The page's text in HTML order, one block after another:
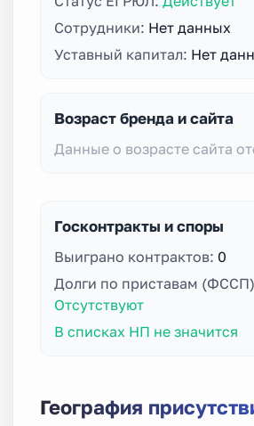
Сотрудники: Нет данных
Уставный капитал: Нет
Возраст бренда и сайта
Данные о возрасте сайта
Госконтракты и споры
Выиграно контрактов: 0
Долги по приставам
Отсутствуют
В списках НП не значится
География